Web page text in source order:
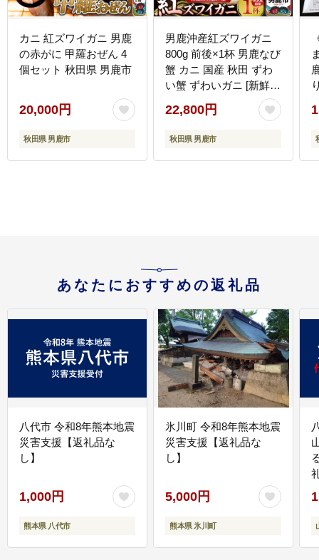
カニ 紅ズワイガニ 男鹿
の赤がに 甲羅おぜん 4
個セット 秋田県 男鹿市
20,000円
秋田県 男鹿市
男鹿沖産紅ズワイガニ
800g 前後×1杯 男鹿なび
蟹 カニ 国産 秋田 ずわ
い蟹 ずわいガニ [新鮮
22,800円
秋田県 男鹿市
あなたにおすすめの返礼品
八代市 令和8年熊本地震
災害支援【返礼品な
し】
1,000円
熊本県 八代市
氷川町 令和8年熊本地震
災害支援【返礼品な
し】
5,000円
熊本県 氷川町